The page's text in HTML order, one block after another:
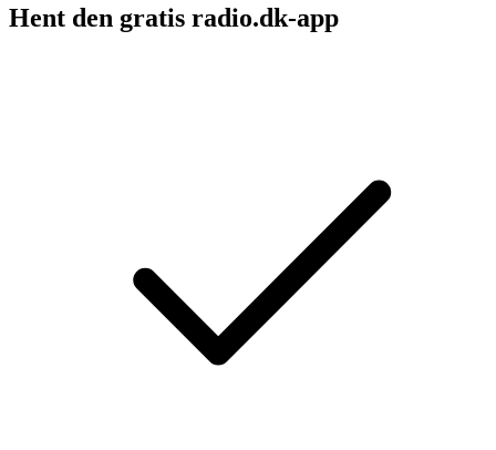
Hent den gratis radio.dk-app